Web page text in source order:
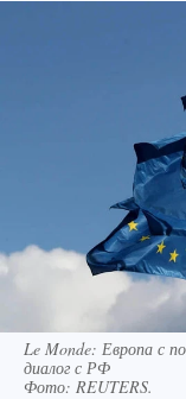
Le Monde: Европа с
диалог с РФ
Фото: REUTERS.